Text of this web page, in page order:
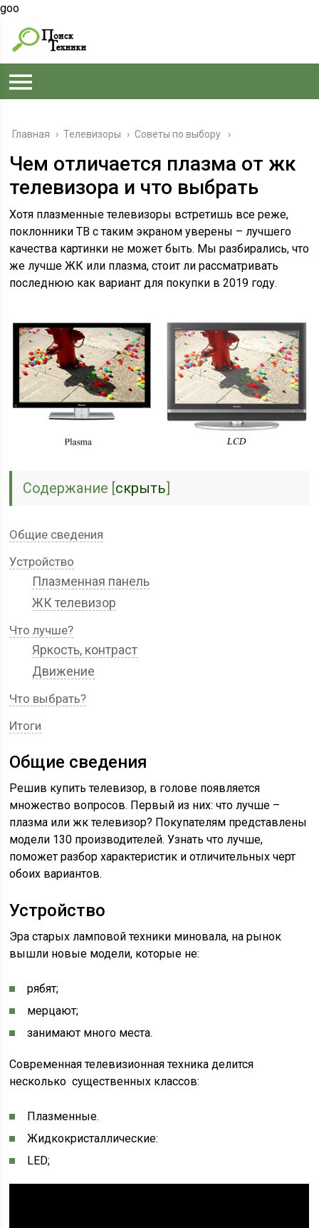
goo
Главная › Телевизоры › Советы по выбору
Чем отличается плазма от жк
телевизора и что выбрать
Хотя плазменные телевизоры встретишь все реже,
поклонники ТВ с таким экраном уверены – лучшего
качества картинки не может быть. Мы разбирались, что
же лучше ЖК или плазма, стоит ли рассматривать
последнюю как вариант для покупки в 2019 году.
Содержание [скрыть]
Общие сведения
Устройство
Плазменная панель
ЖК телевизор
Что лучше?
Яркость, контраст
Движение
Что выбрать?
Итоги
Общие сведения
Решив купить телевизор, в голове появляется
множество вопросов. Первый из них: что лучше –
плазма или жк телевизор? Покупателям представлены
модели 130 производителей. Узнать что лучше,
поможет разбор характеристик и отличительных черт
обоих вариантов.
Устройство
Эра старых ламповой техники миновала, на рынок
вышли новые модели, которые не:
рябят;
мерцают;
занимают много места.
Современная телевизионная техника делится
несколько существенных классов:
Плазменные.
Жидкокристаллические:
LED;